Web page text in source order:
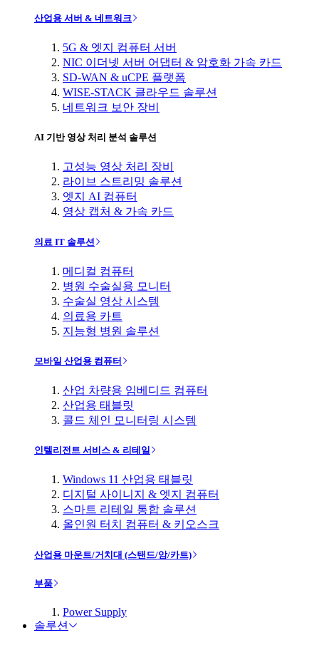
산업용 서버 & 네트워크
5G & 엣지 컴퓨터 서버
NIC 이더넷 서버 어댑터 & 암호화 가속 카드
SD-WAN & uCPE 플랫폼
WISE-STACK 클라우드 솔루션
네트워크 보안 장비
AI 기반 영상 처리 분석 솔루션
고성능 영상 처리 장비
라이브 스트리밍 솔루션
엣지 AI 컴퓨터
영상 캡처 & 가속 카드
의료 IT 솔루션
메디컬 컴퓨터
병원 수술실용 모니터
수술실 영상 시스템
의료용 카트
지능형 병원 솔루션
모바일 산업용 컴퓨터
산업 차량용 임베디드 컴퓨터
산업용 태블릿
콜드 체인 모니터링 시스템
인텔리전트 서비스 & 리테일
Windows 11 산업용 태블릿
디지털 사이니지 & 엣지 컴퓨터
스마트 리테일 통합 솔루션
올인원 터치 컴퓨터 & 키오스크
산업용 마운트/거치대 (스탠드/암/카트)
부품
Power Supply
솔루션